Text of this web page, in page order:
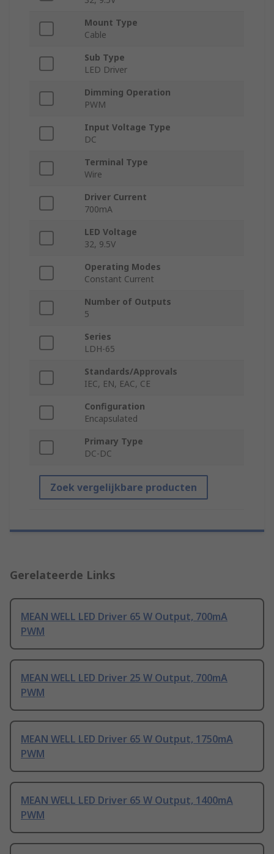
Mount Type
Cable
Sub Type
LED Driver
Dimming Operation
PWM
Input Voltage Type
DC
Terminal Type
Wire
Driver Current
700mA
LED Voltage
32, 9.5V
Operating Modes
Constant Current
Number of Outputs
5
Series
LDH-65
Standards/Approvals
IEC, EN, EAC, CE
Configuration
Encapsulated
Primary Type
DC-DC
Zoek vergelijkbare producten
Gerelateerde Links
MEAN WELL LED Driver 65 W Output, 700mA
PWM
MEAN WELL LED Driver 25 W Output, 700mA
PWM
MEAN WELL LED Driver 65 W Output, 1750mA
PWM
MEAN WELL LED Driver 65 W Output, 1400mA
PWM